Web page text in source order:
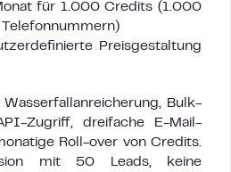
für 1.000 Credits (1.000
Preisgestaltung
Bulk-
Zugriff, dreifache E-Mail-
Roll-over von Credits.
mit 50 Leads, keine